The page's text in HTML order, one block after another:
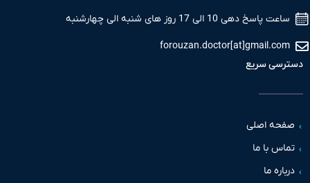
دهی 10 الی 17 روز های شنبه الی چهارشنبه
سریع
اصلی
با ما
ما